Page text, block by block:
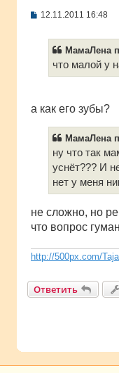
С12.11.2011 16:48
МамаЛена
что малой у
а как его зубы?
МамаЛена
ну что так
уснёт??? И
нет у меня
не сложно, но
что вопрос
http://500px.com/
Ответить